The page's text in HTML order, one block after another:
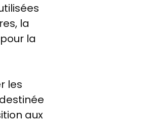
la
la
les
aux